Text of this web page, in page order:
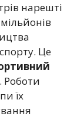
нарешті
Це
Роботи
їх